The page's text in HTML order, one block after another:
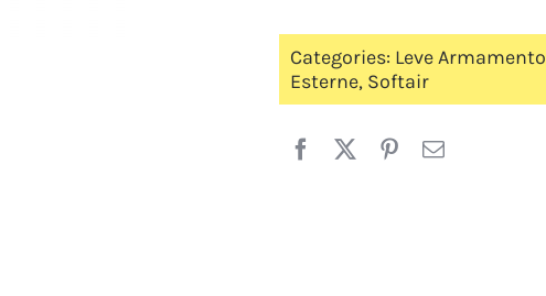
Categories: Leve Armamento
Esterne, Softair